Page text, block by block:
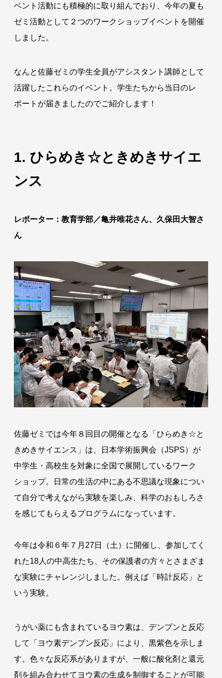
ベント活動にも積極的に取り組んでおり、今年の夏も
ゼミ活動として２つのワークショップイベントを開催
しました。
なんと佐藤ゼミの学生全員がアシスタント講師として
活躍したこれらのイベント。学生たちから当日のレ
ポートが届きましたのでご紹介します！
1. ひらめき☆ときめきサイエ
ンス
レポーター：教育学部／亀井唯花さん、久保田大智さ
ん
佐藤ゼミでは今年８回目の開催となる「ひらめき☆と
きめきサイエンス」は、日本学術振興会（JSPS）が
中学生・高校生を対象に全国で展開しているワーク
ショップ。日常の生活の中にある不思議な現象につい
て自分で考えながら実験を楽しみ、科学のおもしろさ
を感じてもらえるプログラムになっています。
今年は令和６年７月27日（土）に開催し、参加してく
れた18人の中高生たち、その保護者の方々とさまざま
な実験にチャレンジしました。例えば「時計反応」と
いう実験。
うがい薬にも含まれているヨウ素は、デンプンと反応
して「ヨウ素デンプン反応」により、黒紫色を示しま
す。色々な反応系がありますが、一般に酸化剤と還元
剤を組み合わせてヨウ素の生成を制御することが可能